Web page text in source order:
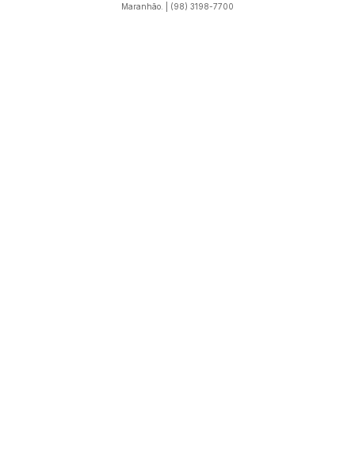
Maranhão. | (98) 3198-7700